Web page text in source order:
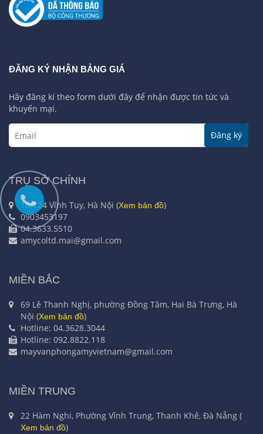
ĐĂNG KÝ NHẬN BẢNG GIÁ
Hãy đăng kí theo form dưới đây để nhận được tin tức và
khuyến mại.
Đăng ký
TRỤ SỞ CHÍNH
18/124 Vĩnh Tuy, Hà Nội (Xem bản đồ)
0903453197
04.3633.5510
amycoltd.mai@gmail.com
MIỀN BẮC
69 Lê Thanh Nghị, phường Đồng Tâm, Hai Bà Trưng, Hà
Nội (Xem bản đồ)
Hotline: 04.3628.3044
Hotline: 092.8822.118
mayvanphongamyvietnam@gmail.com
MIỀN TRUNG
22 Hàm Nghi, Phường Vĩnh Trung, Thanh Khê, Đà Nẵng (
Xem bản đồ)